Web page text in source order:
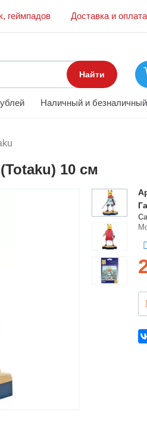
геймпадов Доставка и оплата
Найти
Наличный и
10 см